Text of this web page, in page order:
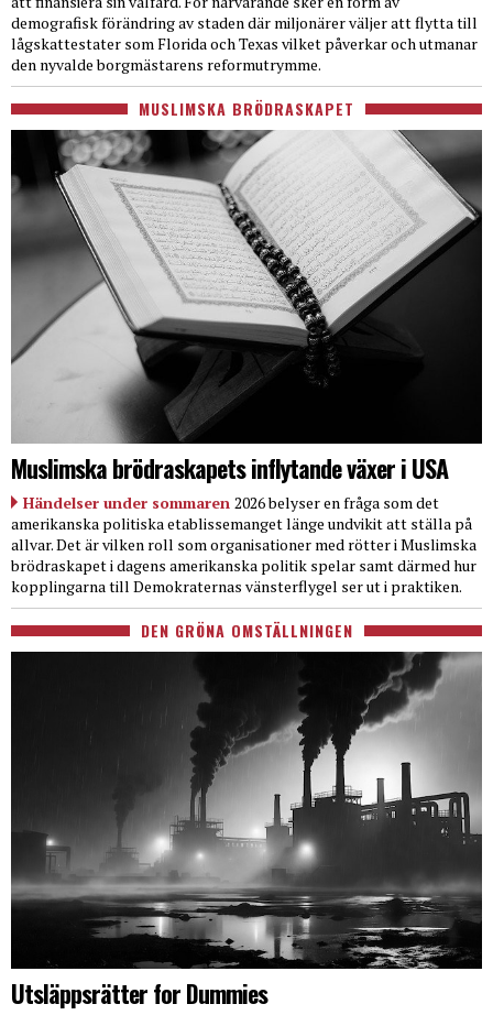
demografisk förändring av staden där miljonärer väljer att flytta till
lågskattestater som Florida och Texas vilket påverkar och utmanar
den nyvalde borgmästarens reformutrymme.
MUSLIMSKA BRÖDRASKAPET
Muslimska brödraskapets inflytande växer i USA
Händelser under sommaren 2026 belyser en fråga som det
amerikanska politiska etablissemanget länge undvikit att ställa på
allvar. Det är vilken roll som organisationer med rötter i Muslimska
brödraskapet i dagens amerikanska politik spelar samt därmed hur
kopplingarna till Demokraternas vänsterflygel ser ut i praktiken.
DEN GRÖNA OMSTÄLLNINGEN
Utsläppsrätter for Dummies